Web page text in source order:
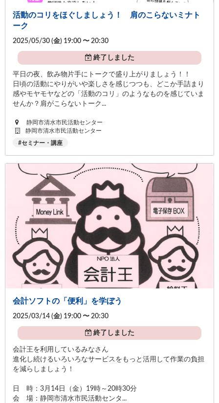
活動のコリをほぐしましょう！ 肩のこらないミナト
ーク
2025/05/30 (金) 19:00 〜 20:30
終了しました
平日の夜、飲み物片手にトークで盛り上がりましょう！！
日頃の活動にやりがいや楽しさを感じつつも、どこか手詰まり
感やモヤモヤなどの「活動のコリ」のようなものを感じていま
せんか？肩がこらないトーク...
静岡市清水市民活動センター
静岡市清水市民活動センター
セミナー・講座
会計ソフトの「便利」を学ぼう
2025/03/14 (金) 19:00 〜 20:30
終了しました
会計王を利用しているみなさん
進化し続けるいろいろなサービスをもっと活用して作業の負担
を減らしましょう！
日 時：3月14日（金）19時～20時30分
会 場：静岡市清水市民活動センタ...